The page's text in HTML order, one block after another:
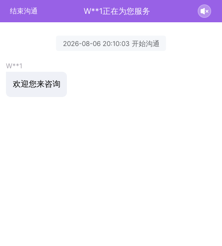
结束沟通 W**1正在为您服务
2026-08-06 20:10:03 开始沟通
W**1
欢迎您来咨询